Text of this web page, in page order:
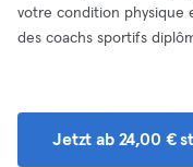
votre condition physique
des coachs sportifs
Jetzt ab 24,00 €